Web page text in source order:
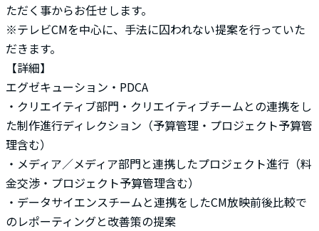
ただく事からお任せします。
※テレビCMを中心に、手法に囚われない提案を行っていた
だきます。
【詳細】
エグゼキューション・PDCA
・クリエイティブ部門・クリエイティブチームとの連携をし
た制作進行ディレクション（予算管理・プロジェクト予算管
理含む）
・メディア／メディア部門と連携したプロジェクト進行（料
金交渉・プロジェクト予算管理含む）
・データサイエンスチームと連携をしたCM放映前後比較で
のレポーティングと改善策の提案